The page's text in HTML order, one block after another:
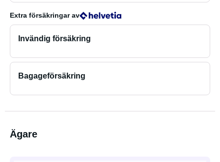
Extra försäkringarav
Invändig försäkring
Bagageförsäkring
Ägare